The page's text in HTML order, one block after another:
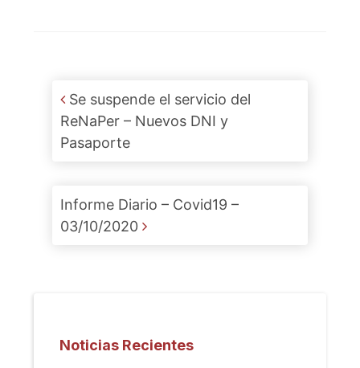
Post navigation
Se suspende el servicio del
ReNaPer – Nuevos DNI y
Pasaporte
Informe Diario – Covid19 –
03/10/2020
Noticias Recientes